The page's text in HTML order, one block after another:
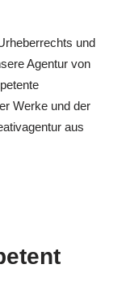
und
Agentur von
Werke und der
aus